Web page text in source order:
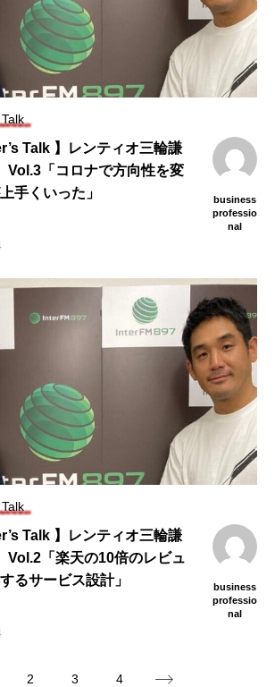
Talk 】レンティオ三輪謙
「コロナで方向性を変
手くいった」
business
professio
nal
Talk 】レンティオ三輪謙
「楽天の10倍のレビュ
るサービス設計」
business
professio
nal
2 3 4